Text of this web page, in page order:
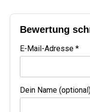
Bewertung
E-Mail-Adresse *
Dein Name